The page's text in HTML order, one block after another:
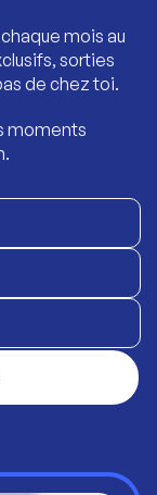
mois au
sorties
de chez toi.
moments